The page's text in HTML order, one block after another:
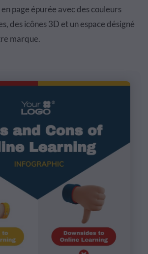
page épurée avec des couleurs
des icônes 3D et un espace désigné
marque.